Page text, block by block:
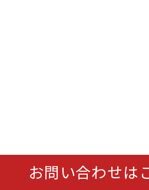
お問い合わせは